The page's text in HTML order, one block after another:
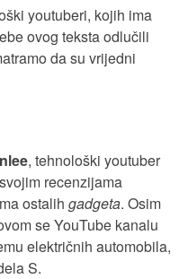
youtuberi, kojih ima
ovog teksta odlučili
da su vrijedni
, tehnološki youtuber
recenzijama
ostalih gadgeta. Osim
se YouTube kanalu
električnih automobila,
S.